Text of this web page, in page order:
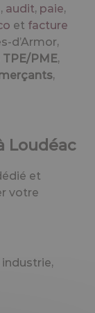
, audit, paie,
et facture
d’Armor,
TPE/PME,
,
Loudéac
et
votre